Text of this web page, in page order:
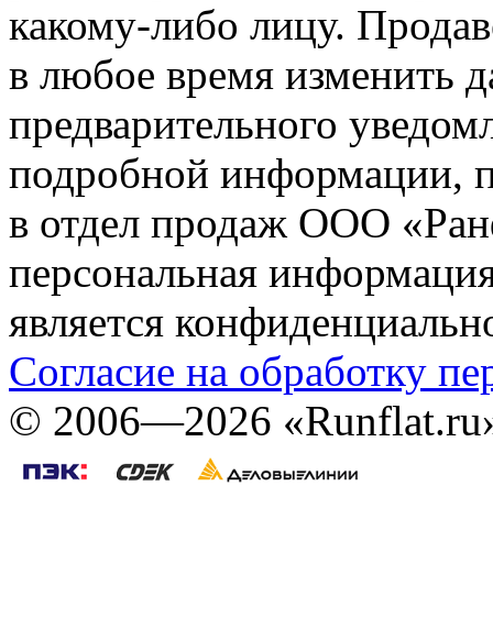
какому-либо лицу.
в любое время изменить
предварительного
подробной информации,
в отдел продаж ООО
персональная
является
Согласие на обработку
© 2006—2026